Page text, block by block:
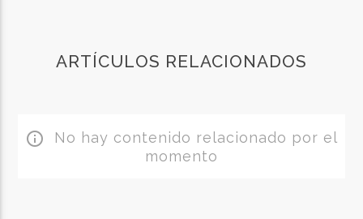
ARTÍCULOS RELACIONADOS
info_outline No hay contenido relacionado por el
momento